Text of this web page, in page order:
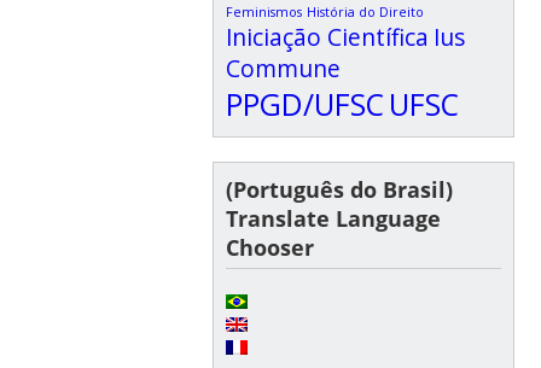
Feminismos História do Direito
Iniciação Científica Ius
Commune
PPGD/UFSC UFSC
(Português do Brasil)
Translate Language
Chooser